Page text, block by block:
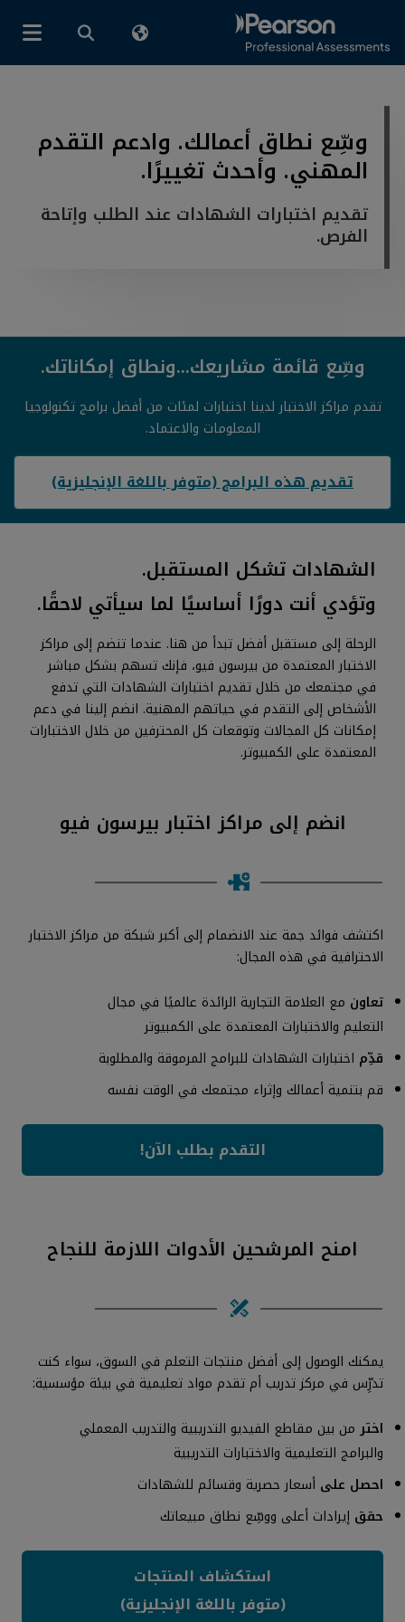
وسِّع نطاق أعمالك. وادعم التقدم
المهني. وأحدث تغييرًا.
تقديم اختبارات الشهادات عند الطلب وإتاحة
الفرص.
وسِّع قائمة مشاريعك...ونطاق إمكاناتك.
تقدم مراكز الاختبار لدينا اختبارات لمئات من أفضل برامج تكنولوجيا
المعلومات والاعتماد.
تقديم هذه البرامج (متوفر باللغة الإنجليزية)
الشهادات تشكل المستقبل.
وتؤدي أنت دورًا أساسيًا لما سيأتي لاحقًا.
الرحلة إلى مستقبل أفضل تبدأ من هنا. عندما تنضم إلى مراكز
الاختبار المعتمدة من بيرسون فيو، فإنك تسهم بشكل مباشر
في مجتمعك من خلال تقديم اختبارات الشهادات التي تدفع
الأشخاص إلى التقدم في حياتهم المهنية. انضم إلينا في دعم
إمكانات كل المجالات وتوقعات كل المحترفين من خلال الاختبارات
المعتمدة على الكمبيوتر.
انضم إلى مراكز اختبار بيرسون فيو
اكتشف فوائد جمة عند الانضمام إلى أكبر شبكة من مراكز الاختبار
الاحترافية في هذه المجال:
تعاون مع العلامة التجارية الرائدة عالميًا في مجال
التعليم والاختبارات المعتمدة على الكمبيوتر
قدِّم اختبارات الشهادات للبرامج المرموقة والمطلوبة
قم بتنمية أعمالك وإثراء مجتمعك في الوقت نفسه
التقدم بطلب الآن!
امنح المرشحين الأدوات اللازمة للنجاح
يمكنك الوصول إلى أفضل منتجات التعلم في السوق، سواء كنت
تدرِّس في مركز تدريب أم تقدم مواد تعليمية في بيئة مؤسسية:
اختر من بين مقاطع الفيديو التدريبية والتدريب المعملي
والبرامج التعليمية والاختبارات التدريبية
احصل على أسعار حصرية وقسائم للشهادات
حقق إيرادات أعلى ووسِّع نطاق مبيعاتك
استكشاف المنتجات
(متوفر باللغة الإنجليزية)